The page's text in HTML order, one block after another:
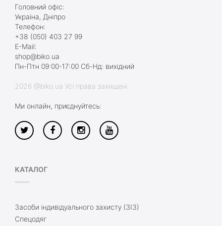
Головний офіс:
Україна, Дніпро
Телефон:
+38 (050) 403 27 99
E-Mail:
shop@biko.ua
Пн-Птн 09:00-17:00 Сб-Нд: вихідний
2026 @biko.ua Усі права захищені
Ми онлайн, приєднуйтесь:
КАТАЛОГ
Засоби індивідуального захисту (ЗІЗ)
Спецодяг